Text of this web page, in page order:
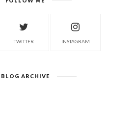
TWITTER INSTAGRAM